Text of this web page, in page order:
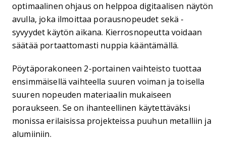
optimaalinen ohjaus on helppoa digitaalisen näytön
avulla, joka ilmoittaa porausnopeudet sekä -
syvyydet käytön aikana. Kierrosnopeutta voidaan
säätää portaattomasti nuppia kääntämällä.
Pöytäporakoneen 2-portainen vaihteisto tuottaa
ensimmäisellä vaihteella suuren voiman ja toisella
suuren nopeuden materiaalin mukaiseen
poraukseen. Se on ihanteellinen käytettäväksi
monissa erilaisissa projekteissa puuhun metalliin ja
alumiiniin.